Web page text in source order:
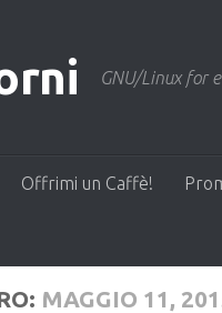
GNU/Linux for
Offrimi un Caffè!
MAGGIO 11,